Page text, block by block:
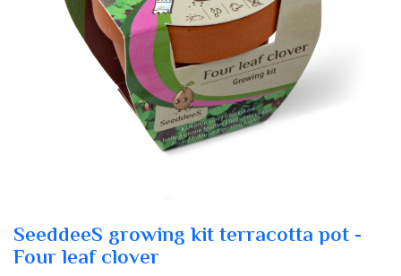
SeeddeeS growing kit terracotta pot -
Four leaf clover